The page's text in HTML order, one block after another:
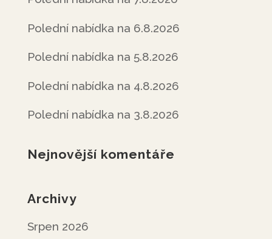
Polední nabídka na 6.8.2026
Polední nabídka na 5.8.2026
Polední nabídka na 4.8.2026
Polední nabídka na 3.8.2026
Nejnovější komentáře
Archivy
Srpen 2026